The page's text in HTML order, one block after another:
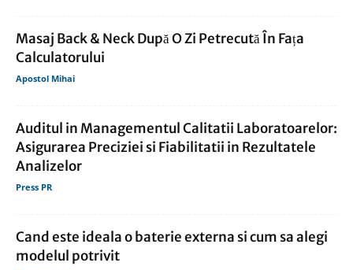
Masaj Back & Neck După O Zi Petrecută În Fața
Calculatorului
Apostol Mihai
Auditul in Managementul Calitatii Laboratoarelor:
Asigurarea Preciziei si Fiabilitatii in Rezultatele
Analizelor
Press PR
Cand este ideala o baterie externa si cum sa alegi
modelul potrivit